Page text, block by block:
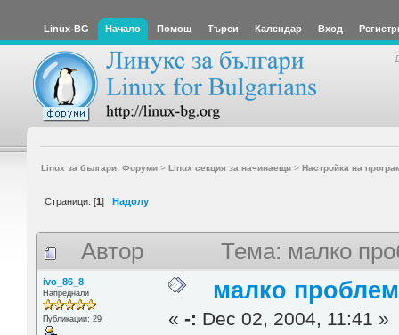
Linux-BG Начало Помощ Търси Календар Вход
Linux за българи: Форуми> Linux секция за начинаещи> Настройка на
Страници: [1] Надолу
Автор Тема: малко
ivo_86_8
Напреднали
Публикации: 29
малко
«-: Dec 02, 2004, 11:41 »